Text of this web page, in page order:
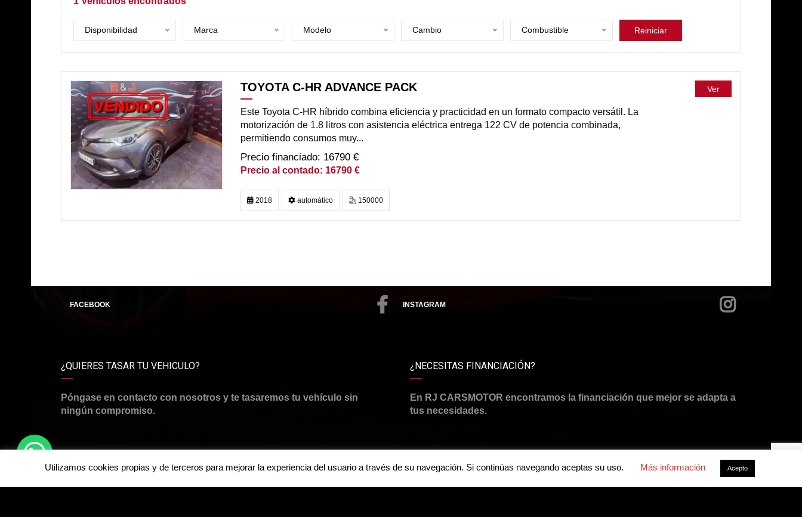
Disponibilidad Marca Modelo Cambio Combustible Reiniciar
VENDIDO
TOYOTA C-HR ADVANCE PACK
Este Toyota C-HR híbrido combina eficiencia y practicidad en un formato compacto versátil. La
motorización de 1.8 litros con asistencia eléctrica entrega 122 CV de potencia combinada,
permitiendo consumos muy...
16790 €
16790 €
Ver
2018 automático 150000
FACEBOOK INSTAGRAM
¿QUIERES TASAR TU VEHICULO?
Póngase en contacto con nosotros y te tasaremos tu vehículo sin
ningún compromiso.
¿NECESITAS FINANCIACIÓN?
En RJ CARSMOTOR encontramos la financiación que mejor se adapta a
tus necesidades.
Utilizamos cookies propias y de terceros para mejorar la experiencia del usuario a través de su navegación. Si continúas navegando aceptas su uso. Más información Acepto